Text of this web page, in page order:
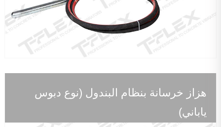
هزاز خرسانة بنظام البندول (نوع دبوس
ياباني)